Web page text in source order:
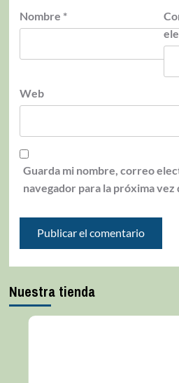
Nombre *
Web
Guarda mi nombre, correo
navegador para la próxima vez
Nuestra tienda